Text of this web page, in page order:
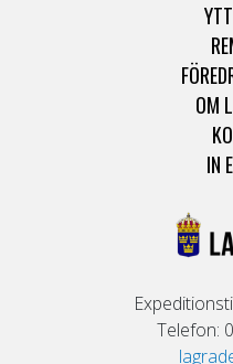
OM
IN
Telefon: